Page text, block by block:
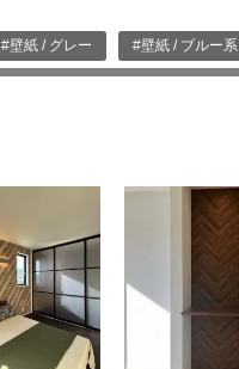
#壁紙 / グレー #壁紙 / ブルー系